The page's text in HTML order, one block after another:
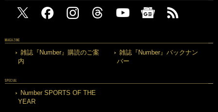
MAGAZINE
雑誌『Number』購読のご案
内
雑誌『Number』バックナン
バー
SPECIAL
Number SPORTS OF THE
YEAR